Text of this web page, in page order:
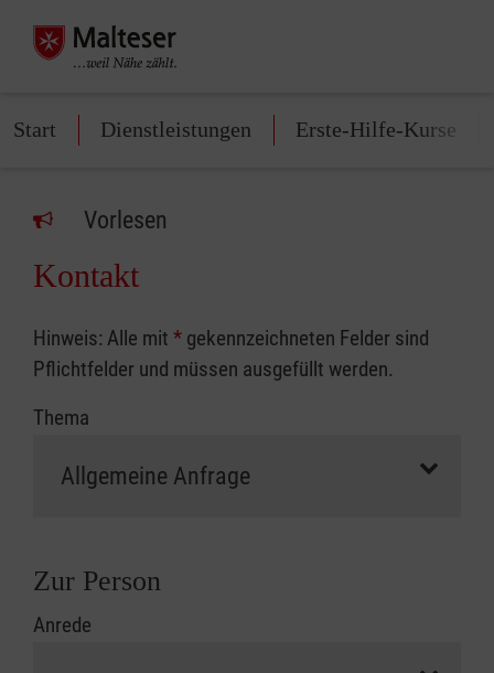
Start Dienstleistungen Erste-Hilfe-Kurse
Vorlesen
Kontakt
Hinweis: Alle mit * gekennzeichneten Felder sind
Pflichtfelder und müssen ausgefüllt werden.
Thema
Zur Person
Anrede